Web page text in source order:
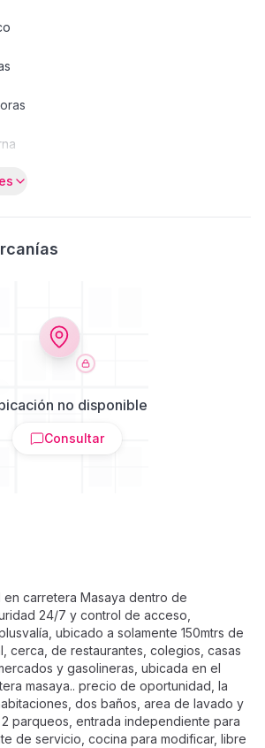
no disponible
Consultar
carretera Masaya dentro de
24/7 y control de acceso,
ubicado a solamente 150mtrs de
cerca, de restaurantes, colegios, casas
y gasolineras, ubicada en el
masaya.. precio de oportunidad, la
dos baños, area de lavado y
parqueos, entrada independiente para
de servicio, cocina para modificar, libre